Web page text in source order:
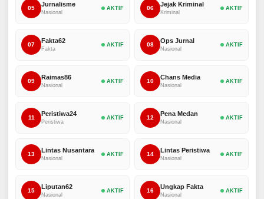
05
Jurnalisme
Nasional
AKTIF 06
Jejak Kriminal
Kriminal
AKTIF
07
Fakta62
Fakta
AKTIF 08
Ops Jurnal
Nasional
AKTIF
09
Raimas86
Nasional
AKTIF 10
Chans Media
Nasional
AKTIF
11
Peristiwa24
Peristiwa
AKTIF 12
Pena Medan
Nasional
AKTIF
13
Lintas Nusantara
Nasional
AKTIF 14
Lintas Peristiwa
Nasional
AKTIF
15
Liputan62
Nasional
AKTIF 16
Ungkap Fakta
Nasional
AKTIF